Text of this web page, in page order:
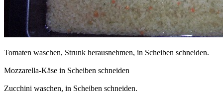
Tomaten waschen, Strunk herausnehmen, in Scheiben schneiden.
Mozzarella-Käse in Scheiben schneiden
Zucchini waschen, in Scheiben schneiden.